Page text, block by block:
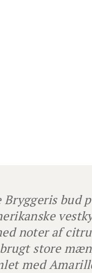
Bryggeris bud
noter af
store
med